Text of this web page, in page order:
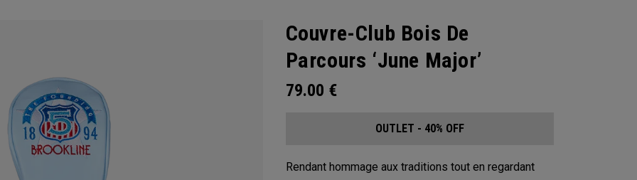
Couvre-Club Bois De
Parcours ‘June Major’
79.00 €
OUTLET - 40% OFF
Rendant hommage aux traditions tout en regardant